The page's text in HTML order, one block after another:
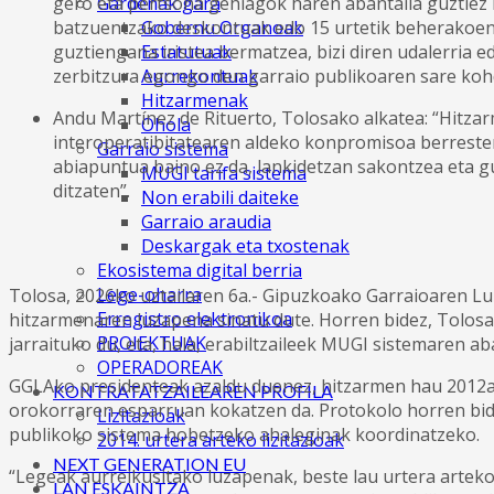
Gobernu Organoak
Estatutuak
Aurrekontuak
Hitzarmenak
Ohola
Garraio sistema
MUGI tarifa sistema
Non erabili daiteke
Garraio araudia
Deskargak eta txostenak
Ekosistema digital berria
Lege-oharra
Erregistro elektronikoa
PROIEKTUAK
OPERADOREAK
KONTRATATZAILEAREN PROFILA
Lizitazioak
2014. urtera arteko lizitazioak
NEXT GENERATION EU
LAN ESKAINTZA
batzuentzako deskontuak edo 15 urtetik
guztiengana iristea bermatzea, bizi diren udalerria
zerbitzura egongo den garraio publikoaren sare
Andu Martínez de Rituerto, Tolosako alkatea:
interoperatibitatearen aldeko konpromisoa
abiapuntua baino ez da, lankidetzan sakontzea
ditzaten”.
Tolosa, 2026ko uztailaren 6a.- Gipuzkoako Garraioaren
hitzarmenaren luzapena sinatu dute. Horren bidez,
jarraituko du, eta, hala, erabiltzaileek MUGI sistemaren
GGLAko presidenteak azaldu duenez, hitzarmen hau
orokorraren esparruan kokatzen da. Protokolo horren
publikoko sistema hobetzeko ahaleginak koordinatzeko.
“Legeak aurreikusitako luzapenak, beste lau urtera